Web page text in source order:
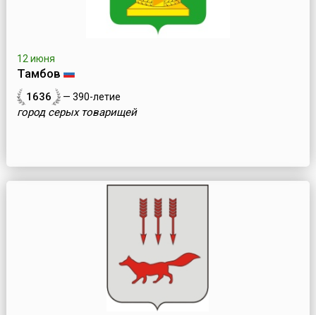
12 июня
Тамбов
1636 — 390-летие
город серых товарищей